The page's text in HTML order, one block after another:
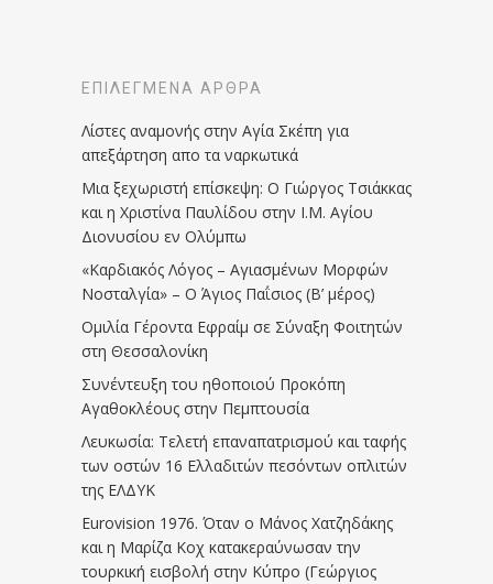
ΕΠΙΛΕΓΜΈΝΑ ΆΡΘΡΑ
Λίστες αναμονής στην Αγία Σκέπη για
απεξάρτηση απο τα ναρκωτικά
Μια ξεχωριστή επίσκεψη: Ο Γιώργος Τσιάκκας
και η Χριστίνα Παυλίδου στην Ι.Μ. Αγίου
Διονυσίου εν Ολύμπω
«Καρδιακός Λόγος – Αγιασμένων Μορφών
Νοσταλγία» – Ο Άγιος Παΐσιος (Β’ μέρος)
Ομιλία Γέροντα Εφραίμ σε Σύναξη Φοιτητών
στη Θεσσαλονίκη
Συνέντευξη του ηθοποιού Προκόπη
Αγαθοκλέους στην Πεμπτουσία
Λευκωσία: Τελετή επαναπατρισμού και ταφής
των οστών 16 Ελλαδιτών πεσόντων οπλιτών
της ΕΛΔΥΚ
Eurovision 1976. Όταν ο Μάνος Χατζηδάκης
και η Μαρίζα Κοχ κατακεραύνωσαν την
τουρκική εισβολή στην Κύπρο (Γεώργιος